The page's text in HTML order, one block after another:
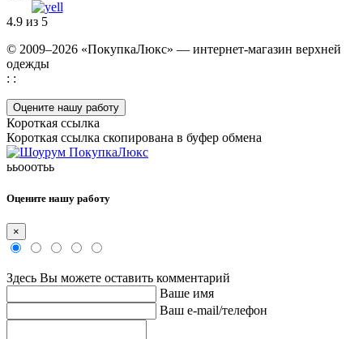
4.9 из 5
© 2009–2026 «ПокупкаЛюкс» — интернет-магазин верхней
одежды
: :
Оцените нашу работу
Короткая ссылка
Короткая ссылка скопирована в буфер обмена
ььооотьь
Оцените нашу работу
×
Здесь Вы можете оставить комментарий
Ваше имя
Ваш e-mail/телефон